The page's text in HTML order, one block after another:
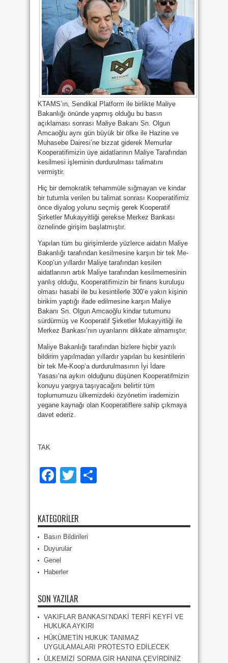
KTAMS’ın, Sendikal Platform ile birlikte Maliye
Bakanlığı önünde yapmış olduğu bu basın
açıklaması sonrası Maliye Bakanı Sn. Olgun
Amcaoğlu aynı gün büyük bir öfke ile Hazine ve
Muhasebe Dairesi’ne bizzat giderek Memurlar
Kooperatifimizin üye aidatlarının Maliye Tarafından
kesilmesi işleminin durdurulması talimatını
vermiştir.
Hiç bir demokratik tehammüle sığmayan ve kindar
bir tutumla verilen bu talimat sonrası Kooperatifimiz
önce diyalog yolunu seçmiş gerek Kooperatif
Şirketler Mukayyitliği gerekse Merkez Bankası
öznelinde girişim başlatmıştır.
Yapılan tüm bu girişimlerde yüzlerce aidatın Maliye
Bakanlığı tarafından kesilmesine karşın bir tek Me-
Koop’un yıllardır Maliye tarafından kesilen
aidatlarının artık Maliye tarafından kesilmemesinin
yanlış olduğu, Kooperatifimizin bir finans kuruluşu
olması hasabi ile bu kesintilerle 300’e yakın kişinin
birikim yaptığı ifade edilmesine karşın Maliye
Bakanı Sn. Olgun Amcaoğlu kindar tutumunu
sürdürmüş ve Kooperatif Şirketler Mukayyitliği ile
Merkez Bankası’nın uyarılarını dikkate almamıştır.
Maliye Bakanlığı tarafından bizlere hiçbir yazılı
bildirim yapılmadan yıllardır yapılan bu kesintilerin
bir tek Me-Koop’a durdurulmasının İyi İdare
Yasası’na aykırı olduğunu düşünen Kooperatifmizin
konuyu yargıya taşıyacağını belirtir tüm
toplumumuzu ülkemizdeki özyönetim irademizin
yegane kaynağı olan Kooperatiflere sahip çıkmaya
davet ederiz.
TAK
Facebook
Twitter
KATEGORILER
Basın Bildirileri
Duyurular
Genel
Haberler
SON YAZILAR
VAKIFLAR BANKASI’NDAKİ TERFİ KEYFİ VE
HUKUKA AYKIRI
HÜKÜMETİN HUKUK TANIMAZ
UYGULAMALARI PROTESTO EDİLECEK
ÜLKEMİZİ SORMA GİR HANINA ÇEVİRDİNİZ